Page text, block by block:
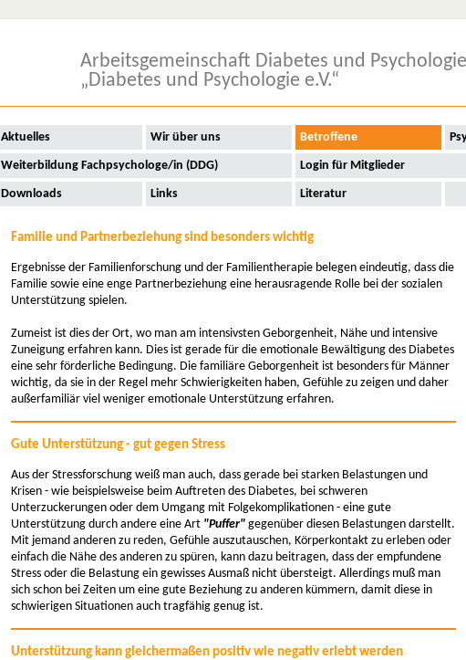
Arbeitsgemeinschaft Diabetes und
„Diabetes und Psychologie e.V.“
Aktuelles Wir über uns Betroffene
Weiterbildung Fachpsychologe/in (DDG) Login für Mitglieder
Downloads Links Literatur
Familie und Partnerbeziehung sind besonders wichtig
Ergebnisse der Familienforschung und der Familientherapie belegen eindeutig, dass die
Familie sowie eine enge Partnerbeziehung eine herausragende Rolle bei der sozialen
Unterstützung spielen.
Zumeist ist dies der Ort, wo man am intensivsten Geborgenheit, Nähe und intensive
Zuneigung erfahren kann. Dies ist gerade für die emotionale Bewältigung des Diabetes
eine sehr förderliche Bedingung. Die familiäre Geborgenheit ist besonders für Männer
wichtig, da sie in der Regel mehr Schwierigkeiten haben, Gefühle zu zeigen und daher
außerfamiliär viel weniger emotionale Unterstützung erfahren.
Gute Unterstützung - gut gegen Stress
Aus der Stressforschung weiß man auch, dass gerade bei starken Belastungen und
Krisen - wie beispielsweise beim Auftreten des Diabetes, bei schweren
Unterzuckerungen oder dem Umgang mit Folgekomplikationen - eine gute
Unterstützung durch andere eine Art "Puffer" gegenüber diesen Belastungen darstellt.
Mit jemand anderen zu reden, Gefühle auszutauschen, Körperkontakt zu erleben oder
einfach die Nähe des anderen zu spüren, kann dazu beitragen, dass der empfundene
Stress oder die Belastung ein gewisses Ausmaß nicht übersteigt. Allerdings muß man
sich schon bei Zeiten um eine gute Beziehung zu anderen kümmern, damit diese in
schwierigen Situationen auch tragfähig genug ist.
Unterstützung kann gleichermaßen positiv wie negativ erlebt werden